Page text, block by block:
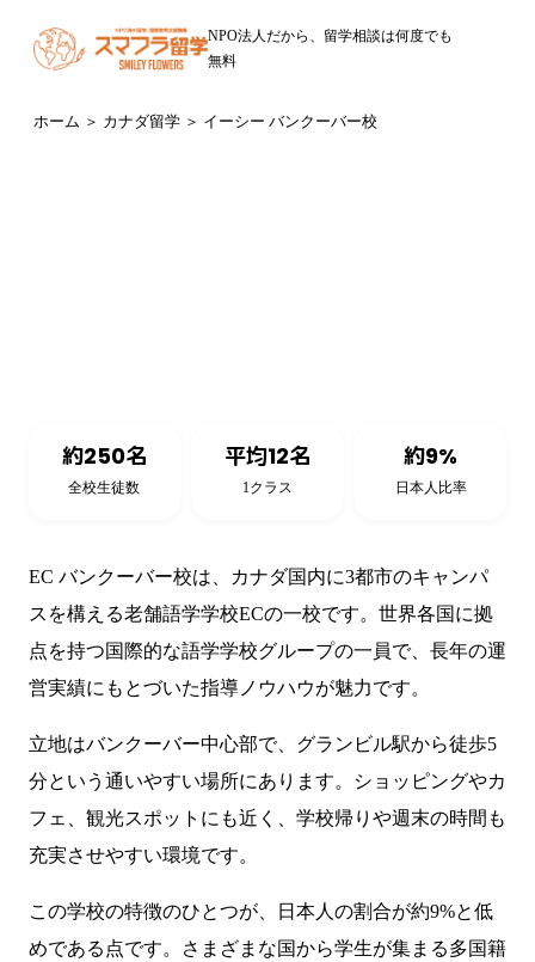
NPO法人だから、留学相談は何度でも
無料
ホーム ＞ カナダ留学 ＞ イーシー バンクーバー校
約250名
全校生徒数
平均12名
1クラス
約9%
日本人比率
EC バンクーバー校は、カナダ国内に3都市のキャンパ
スを構える老舗語学学校ECの一校です。世界各国に拠
点を持つ国際的な語学学校グループの一員で、長年の運
営実績にもとづいた指導ノウハウが魅力です。
立地はバンクーバー中心部で、グランビル駅から徒歩5
分という通いやすい場所にあります。ショッピングやカ
フェ、観光スポットにも近く、学校帰りや週末の時間も
充実させやすい環境です。
この学校の特徴のひとつが、日本人の割合が約9%と低
めである点です。さまざまな国から学生が集まる多国籍